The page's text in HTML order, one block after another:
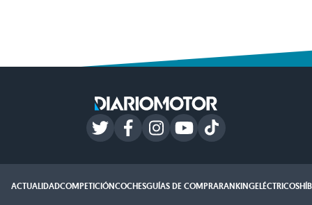
ACTUALIDADCOMPETICIÓNCOCHESGUÍAS DE COMPRARANKINGELÉCTRICOS